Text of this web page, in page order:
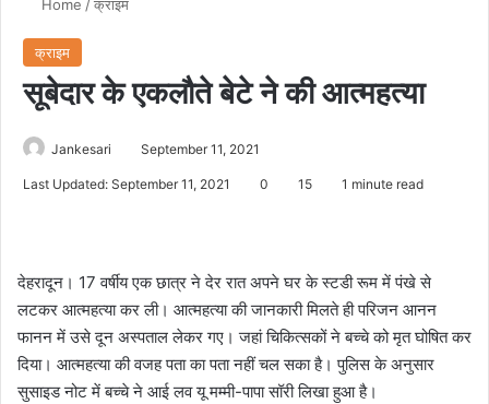
Home /क्राइम
क्राइम
सूबेदार के एकलौते बेटे ने की आत्महत्या
Jankesari September 11, 2021
Last Updated: September 11, 2021 0 15 1 minute read
देहरादून। 17 वर्षीय एक छात्र ने देर रात अपने घर के स्टडी रूम में पंखे से
लटकर आत्महत्या कर ली। आत्महत्या की जानकारी मिलते ही परिजन आनन
फानन में उसे दून अस्पताल लेकर गए। जहां चिकित्सकों ने बच्चे को मृत घोषित कर
दिया। आत्महत्या की वजह पता का पता नहीं चल सका है। पुलिस के अनुसार
सुसाइड नोट में बच्चे ने आई लव यू मम्मी-पापा सॉरी लिखा हुआ है।